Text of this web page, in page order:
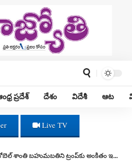
ప్రదేశ్ దేశం విదేశీ ఆట
Live TV
శాంతి బహుమబతిని ట్రంప్‌కు అంకితం ఇచ్చిన మరియా కొరినా మచాడో